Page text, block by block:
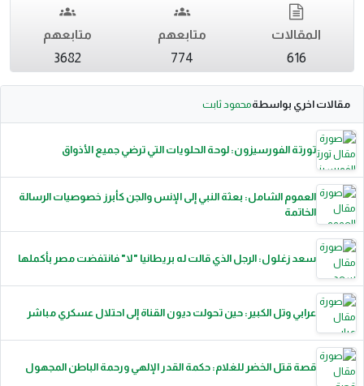
المقالات
616
متابعهم
774
متابعهم
3682
مقالات اخري بواسطةمحمود ثابت
تورتة الفورسيزون: لوحة الحلويات التي ترضي جميع الأذواق
العموم الشامل: بعثة النبي إلى الإنس والجن كأبرز خصوصيات الرسالة
الخاتمة
سعد زغلول: الرجل الذي قالت له بريطانيا "لا" فانتفضت مصر بأكملها
عرابي وتل الكبير: حين تحولت ديون القناة إلى احتلال عسكري مباشر
قصة قتل الخضر للغلام: حكمة القدر الإلهي ورحمة الباطن المجهول